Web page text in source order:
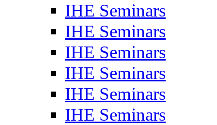
IHE Seminars
IHE Seminars
IHE Seminars
IHE Seminars
IHE Seminars
IHE Seminars